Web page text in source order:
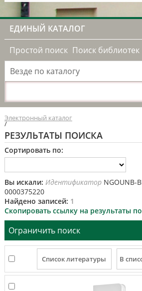
ЕДИНЫЙ КАТАЛОГ
Простой поиск Поиск библиотек
Везде по каталогу
Электронный каталог
/
РЕЗУЛЬТАТЫ ПОИСКА
Сортировать по:
Вы искали: ИдентификаторNGOUNB-
0000375220
Найдено записей: 1
Скопировать ссылку на результаты
Ограничить поиск